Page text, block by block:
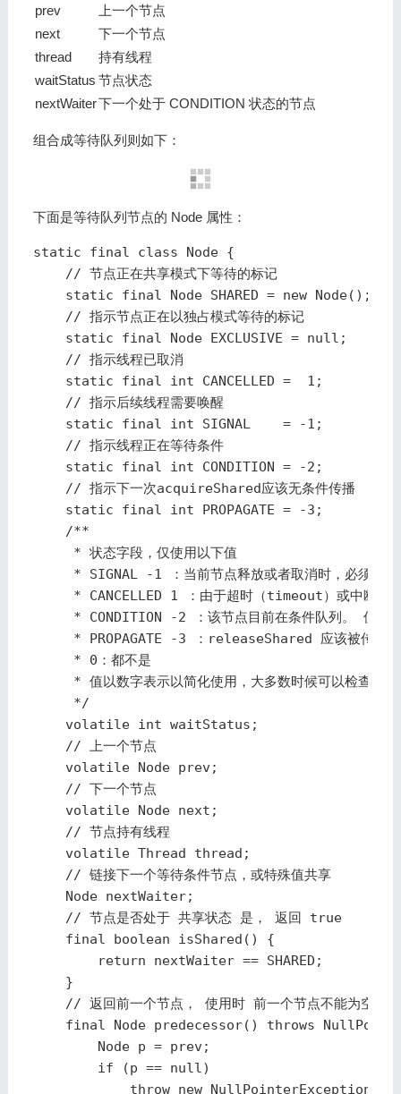
prev
上一个节点
next
下一个节点
thread
持有线程
waitStatus 节点状态
nextWaiter下一个处于 CONDITION 状态的节点
组合成等待队列则如下：
下面是等待队列节点的 Node 属性：
static final class Node {
    // 节点正在共享模式下等待的标记
    static final Node SHARED = new Node();
    // 指示节点正在以独占模式等待的标记
    static final Node EXCLUSIVE = null;
    // 指示线程已取消
    static final int CANCELLED =  1;
    // 指示后续线程需要唤醒
    static final int SIGNAL    = -1;
    // 指示线程正在等待条件
    static final int CONDITION = -2;
    // 指示下一次acquireShared应该无条件传播
    static final int PROPAGATE = -3;
    /**
     * 状态字段，仅使用以下值
* SIGNAL -1 ：当前节点释放或者取消时，必须
* CANCELLED 1 ：由于超时（timeout）或中断（
* CONDITION -2 ：该节点目前在条件队列。 但它
* PROPAGATE -3 ：releaseShared 应该被传播
     * 0：都不是
* 值以数字表示以简化使用，大多数时候可以检查符
     */
    volatile int waitStatus;
    // 上一个节点
    volatile Node prev;
    // 下一个节点
    volatile Node next;
    // 节点持有线程
    volatile Thread thread;
    // 链接下一个等待条件节点，或特殊值共享
    Node nextWaiter;
    // 节点是否处于 共享状态 是， 返回 true
    final boolean isShared() {
        return nextWaiter == SHARED;
    }
    // 返回前一个节点， 使用时 前一个节点不能为空
final Node predecessor() throws
        Node p = prev;
        if (p == null)
            throw new NullPointerException();